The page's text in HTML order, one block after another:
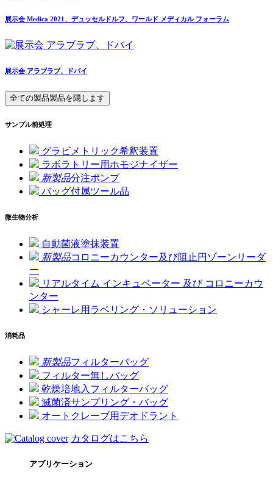
展示会 Medica 2021、デュッセルドルフ、ワールド メディカル フォーラム
展示会 アラブラブ、ドバイ
全ての製品製品を隠します
サンプル前処理
グラビメトリック希釈装置
ラボラトリー用ホモジナイザー
新製品分注ポンプ
バッグ付属ツール品
微生物分析
自動菌液塗抹装置
新製品コロニーカウンター及び阻止円ゾーンリーダ
ー
リアルタイム インキュベーター 及び コロニーカウ
ンター
シャーレ用ラベリング・ソリューション
消耗品
新製品フィルターバッグ
フィルター無しバッグ
乾燥培地入フィルターバッグ
滅菌済サンプリング・バッグ
オートクレーブ用デオドラント
カタログはこちら
アプリケーション